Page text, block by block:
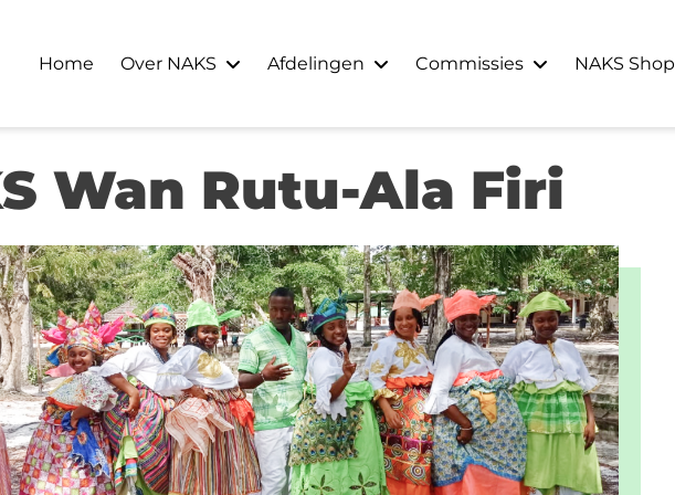
Home Over NAKS Afdelingen Commissies NAKS Shop
Wan Rutu-Ala Firi